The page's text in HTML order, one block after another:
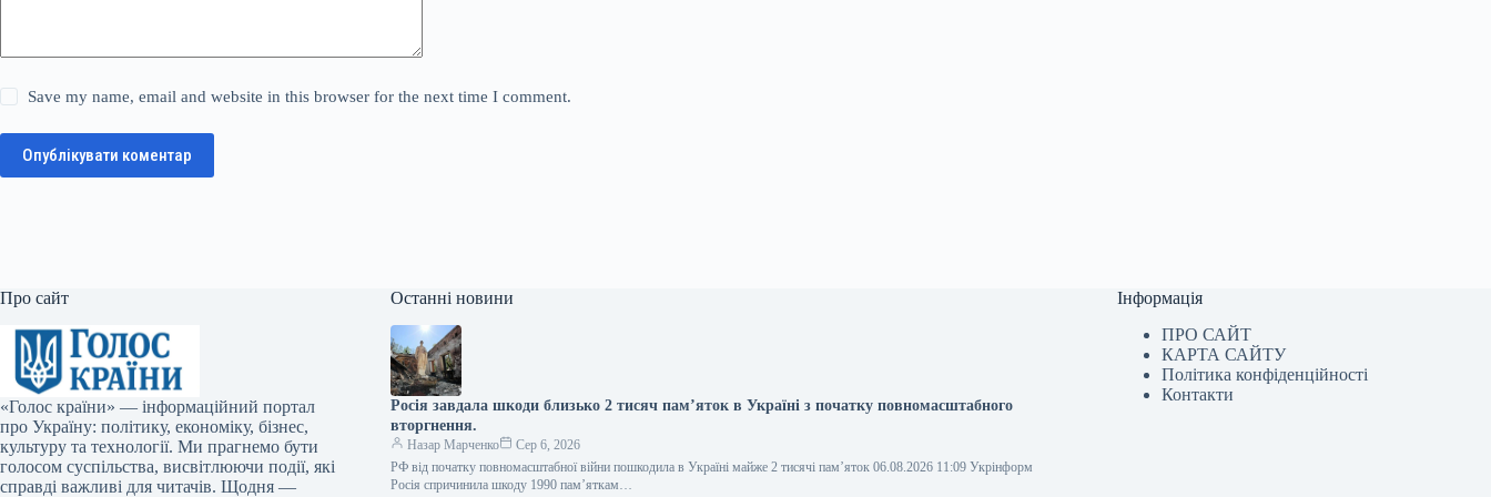
Save my name, email and website in this browser for the next time I comment.
Опублікувати коментар
Про сайт
«Голос країни» — інформаційний портал
про Україну: політику, економіку, бізнес,
культуру та технології. Ми прагнемо бути
голосом суспільства, висвітлюючи події, які
справді важливі для читачів. Щодня —
Останні новини
Росія завдала шкоди близько 2 тисяч пам’яток в Україні з початку повномасштабного
вторгнення.
Назар Марченко
Сер 6, 2026
РФ від початку повномасштабної війни пошкодила в Україні майже 2 тисячі пам’яток 06.08.2026 11:09 Укрінформ
Росія спричинила шкоду 1990 пам’яткам…
Інформація
ПРО САЙТ
КАРТА САЙТУ
Політика конфіденційності
Контакти